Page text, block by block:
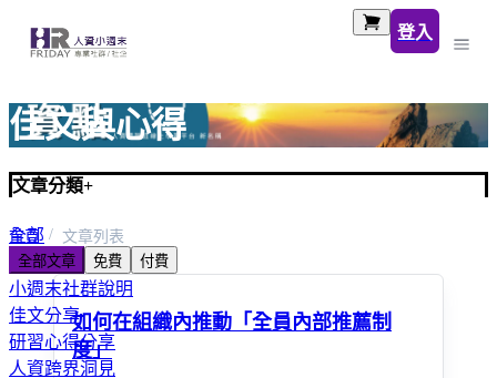
登入
佳文與心得
文章分類+
全部
人資小百科
小週末社群說明
佳文分享
研習心得分享
人資跨界洞見
首頁
文章列表
全部文章
免費 付費
如何在組織內推動「全員內部推薦制
度」